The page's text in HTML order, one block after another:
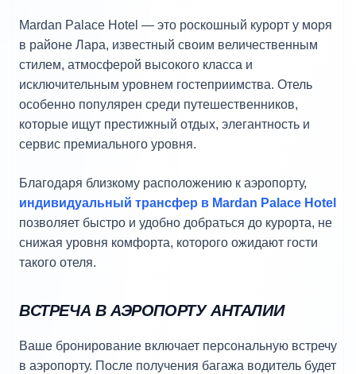
Mardan Palace Hotel — это роскошный курорт у моря
в районе Лара, известный своим величественным
стилем, атмосферой высокого класса и
исключительным уровнем гостеприимства. Отель
особенно популярен среди путешественников,
которые ищут престижный отдых, элегантность и
сервис премиального уровня.
Благодаря близкому расположению к аэропорту,
индивидуальный трансфер в Mardan Palace Hotel
позволяет быстро и удобно добраться до курорта, не
снижая уровня комфорта, которого ожидают гости
такого отеля.
ВСТРЕЧА В АЭРОПОРТУ АНТАЛИИ
Ваше бронирование включает персональную встречу
в аэропорту. После получения багажа водитель будет